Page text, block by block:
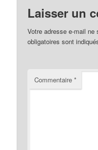
Laisser un
Votre adresse e-mail ne
obligatoires sont
Commentaire*